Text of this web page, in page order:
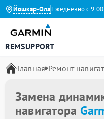
Йошкар-Ола
на Яндекс Ежедневно с 9:00
REMSUPPORT
Главная Ремонт
Замена
навигатора